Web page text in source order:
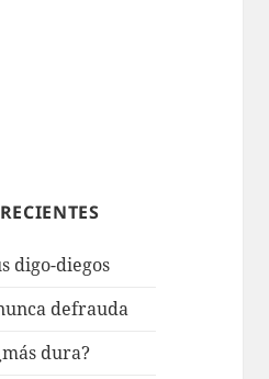
digo-diegos
defrauda
dura?